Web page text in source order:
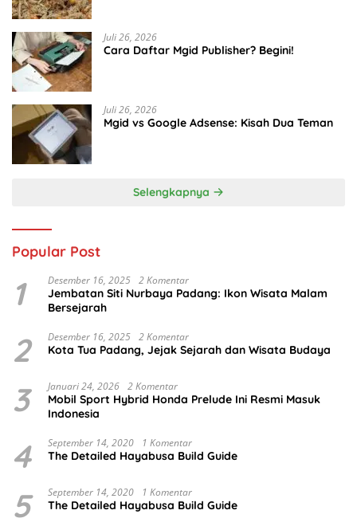
Juli 26, 2026
Cara Daftar Mgid Publisher? Begini!
Juli 26, 2026
Mgid vs Google Adsense: Kisah Dua Teman
Selengkapnya
Popular Post
1 Desember 16, 2025 2 Komentar
Jembatan Siti Nurbaya Padang: Ikon Wisata Malam
Bersejarah
2 Desember 16, 2025 2 Komentar
Kota Tua Padang, Jejak Sejarah dan Wisata Budaya
3 Januari 24, 2026 2 Komentar
Mobil Sport Hybrid Honda Prelude Ini Resmi Masuk
Indonesia
4 September 14, 2020 1 Komentar
The Detailed Hayabusa Build Guide
5 September 14, 2020 1 Komentar
The Detailed Hayabusa Build Guide